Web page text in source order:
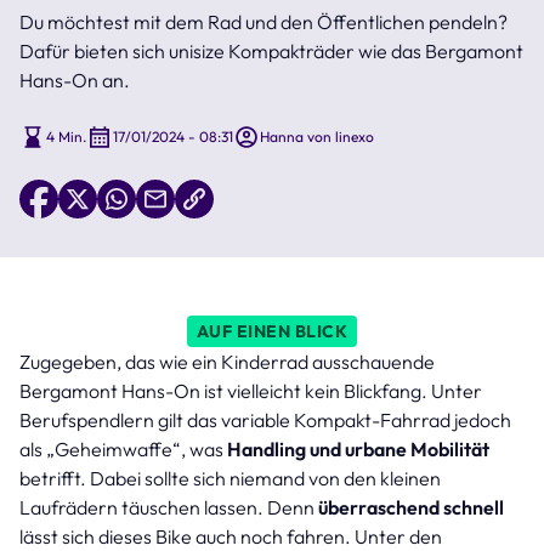
Du möchtest mit dem Rad und den Öffentlichen pendeln?
Dafür bieten sich unisize Kompakträder wie das Bergamont
Hans-On an.
4 Min. 17/01/2024 - 08:31 Hanna von linexo
AUF EINEN BLICK
Zugegeben, das wie ein Kinderrad ausschauende
Bergamont Hans-On ist vielleicht kein Blickfang. Unter
Berufspendlern gilt das variable Kompakt-Fahrrad jedoch
als „Geheimwaffe“, was Handling und urbane Mobilität
betrifft. Dabei sollte sich niemand von den kleinen
Laufrädern täuschen lassen. Denn überraschend schnell
lässt sich dieses Bike auch noch fahren. Unter den